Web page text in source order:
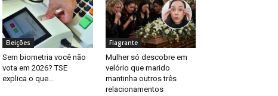
Eleições
Sem biometria você não
vota em 2026? TSE
explica o que...
Flagrante
Mulher só descobre em
velório que marido
mantinha outros três
relacionamentos